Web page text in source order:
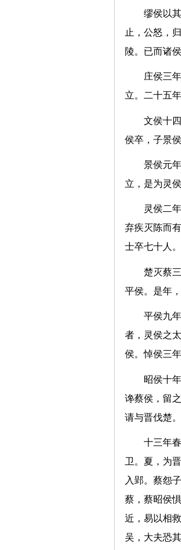
缪侯以
止，公怒，
陵。已而诸
庄侯三
立。二十五
文侯十
侯卒，子
景侯元
立，是为
灵侯二
弃疾灭陈而
士卒七十人
楚灭蔡
平侯。是年
平侯九
者，灵侯之
侯。悼侯三
昭侯十
谗蔡侯，留
请与晋伐
十三年
卫。夏，为
入郢。蔡怨
蔡，蔡昭侯
近，易以相
吴，大夫恐